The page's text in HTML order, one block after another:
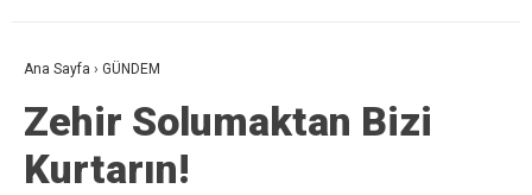
Ana Sayfa › GÜNDEM
Zehir Solumaktan Bizi
Kurtarın!